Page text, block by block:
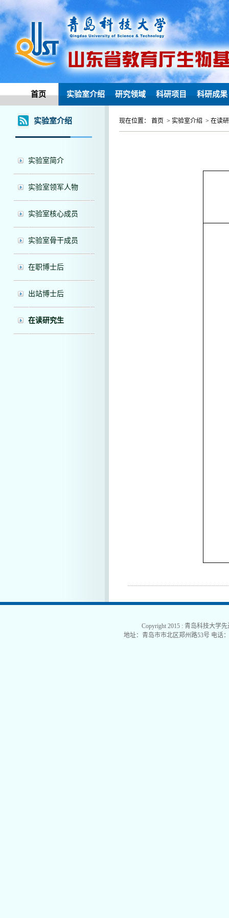
首页 实验室介绍 研究领域 科研项目 科研成果
实验室介绍
实验室简介
实验室领军人物
实验室核心成员
实验室骨干成员
在职博士后
出站博士后
在读研究生
现在位置： 首页 > 实验室介绍 > 在读
Copyright 2015 : 青岛科技大学
地址：青岛市市北区郑州路53号 电话：